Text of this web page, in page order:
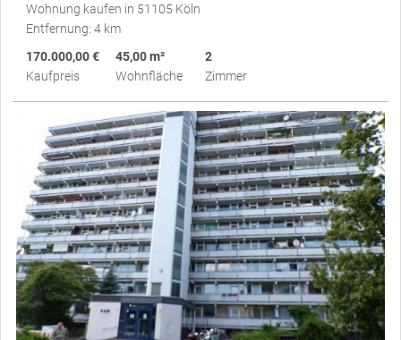
Wohnung kaufen in 51105 Köln
Entfernung: 4 km
170.000,00 €
Kaufpreis
45,00 m²
Wohnfläche
2
Zimmer